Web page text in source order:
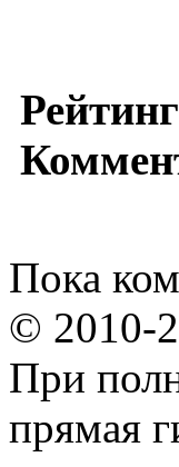
Пока
© 2010-
При
прямая